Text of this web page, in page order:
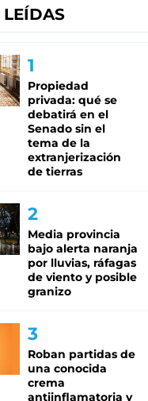
LEÍDAS
Propiedad
privada: qué se
debatirá en el
Senado sin el
tema de la
extranjerización
de tierras
Media provincia
bajo alerta naranja
por lluvias, ráfagas
de viento y posible
granizo
Roban partidas de
una conocida
crema
antiinflamatoria y